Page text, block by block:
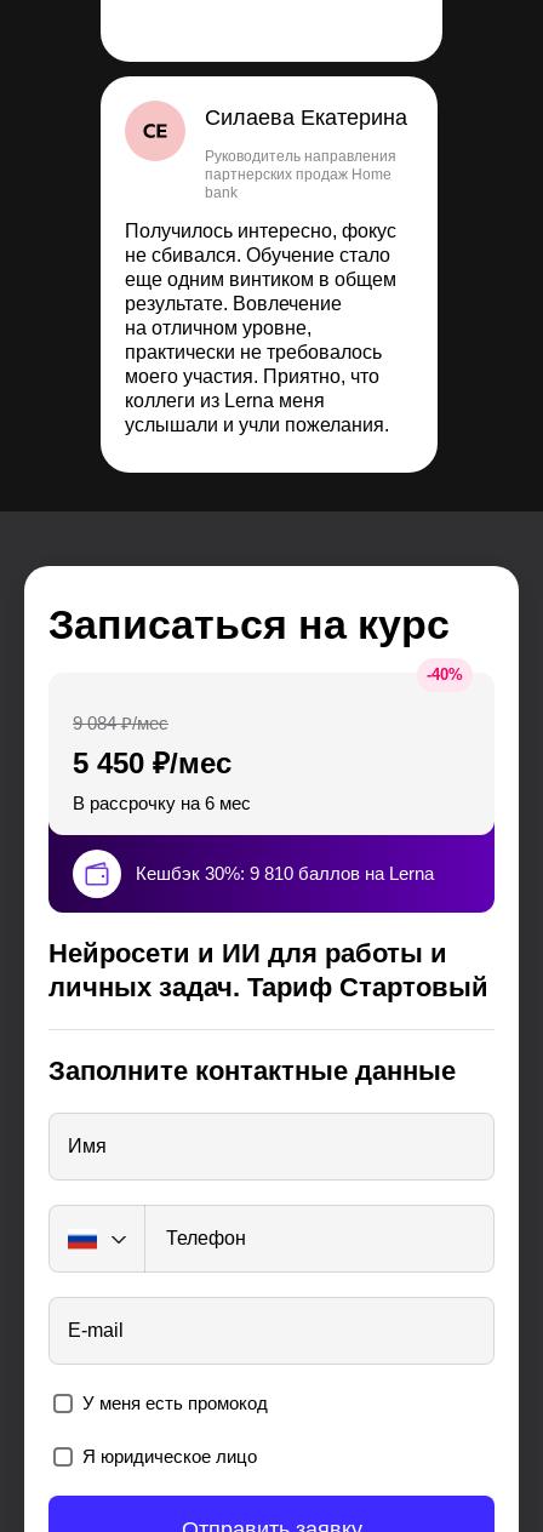
Руководитель направления
партнерских продаж Home
bank
Силаева Екатерина
Получилось интересно, фокус
не сбивался. Обучение стало
еще одним винтиком в общем
результате. Вовлечение
на отличном уровне,
практически не требовалось
моего участия. Приятно, что
коллеги из Lerna меня
услышали и учли пожелания.
Записаться на курс
-40%
5 450 ₽/мес
9 084 ₽/мес
В рассрочку на 6 мес
Кешбэк 30%: 9 810 баллов на Lerna
Нейросети и ИИ для работы и
личных задач. Тариф Стартовый
Заполните контактные данные
Имя
Телефон
E-mail
У меня есть промокод
Я юридическое лицо